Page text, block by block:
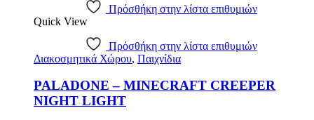
Πρόσθήκη στην λίστα επιθυμιών
Quick View
Πρόσθήκη στην λίστα επιθυμιών
Διακοσμητικά Χώρου, Παιχνίδια
PALADONE – MINECRAFT CREEPER
NIGHT LIGHT